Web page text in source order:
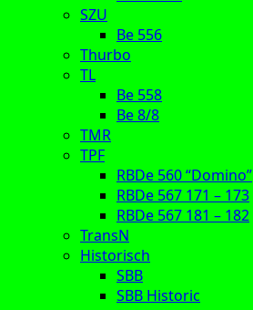
SZU
Be 556
Thurbo
TL
Be 558
Be 8/8
TMR
TPF
RBDe 560 “Domino”
RBDe 567 171 – 173
RBDe 567 181 – 182
TransN
Historisch
SBB
SBB Historic